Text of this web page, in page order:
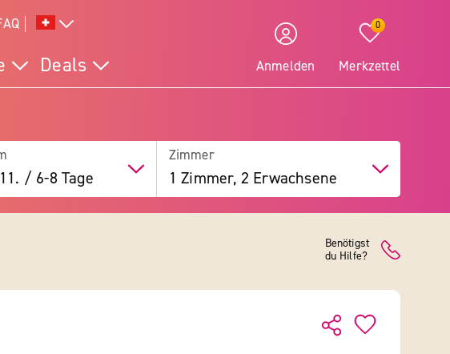
Deals Anmelden
0
Merkzettel
/ 6-8 Tage
Zimmer
1 Zimmer, 2 Erwachsene
Benötigst
du Hilfe?